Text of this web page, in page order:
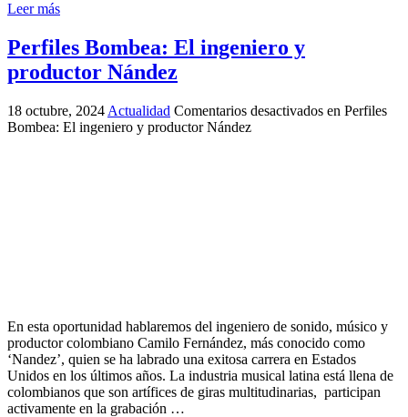
Leer más
Perfiles Bombea: El ingeniero y
productor Nández
18 octubre, 2024 Actualidad Comentarios desactivados en Perfiles
Bombea: El ingeniero y productor Nández
En esta oportunidad hablaremos del ingeniero de sonido, músico y
productor colombiano Camilo Fernández, más conocido como
‘Nandez’, quien se ha labrado una exitosa carrera en Estados
Unidos en los últimos años. La industria musical latina está llena de
colombianos que son artífices de giras multitudinarias, participan
activamente en la grabación …